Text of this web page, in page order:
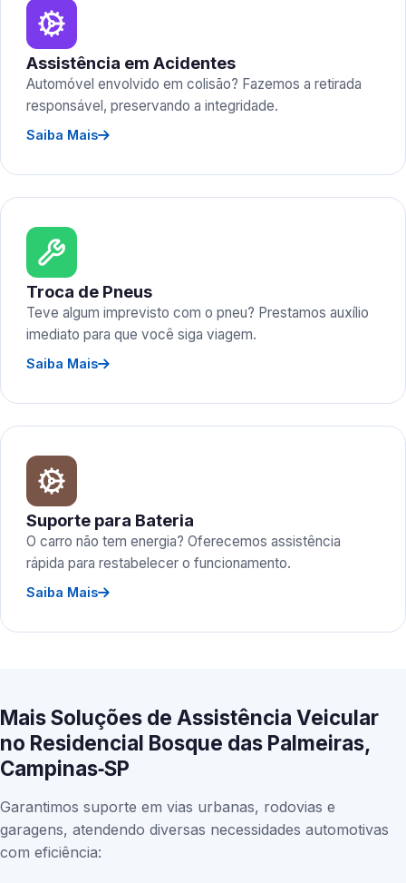
Assistência em Acidentes
Automóvel envolvido em colisão? Fazemos a retirada
responsável, preservando a integridade.
Saiba Mais
Troca de Pneus
Teve algum imprevisto com o pneu? Prestamos auxílio
imediato para que você siga viagem.
Saiba Mais
Suporte para Bateria
O carro não tem energia? Oferecemos assistência
rápida para restabelecer o funcionamento.
Saiba Mais
Mais Soluções de Assistência Veicular
no Residencial Bosque das Palmeiras,
Campinas‑SP
Garantimos suporte em vias urbanas, rodovias e
garagens, atendendo diversas necessidades automotivas
com eficiência: